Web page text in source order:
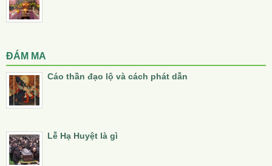
ĐÁM MA
Cáo thần đạo lộ và cách phát dẫn
Lễ Hạ Huyệt là gì